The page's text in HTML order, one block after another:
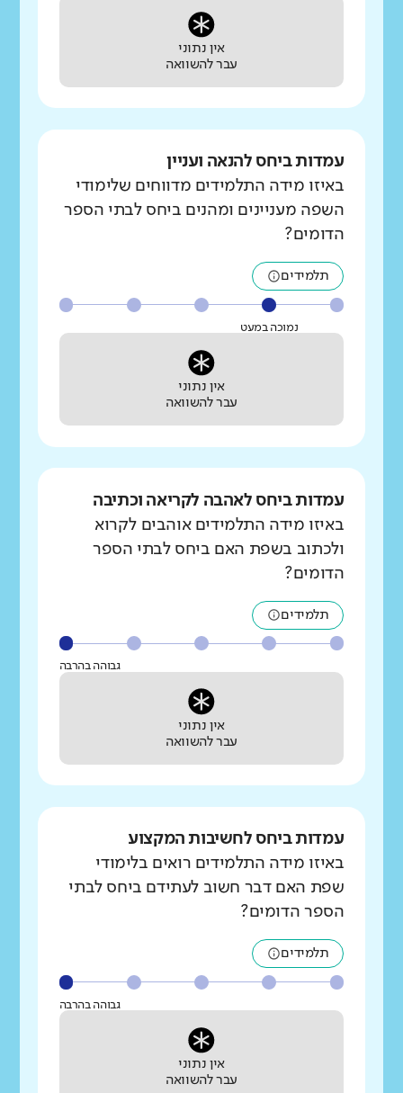
אין נתוני
עבר להשוואה
עמדות ביחס להנאה ועניין
באיזו מידה התלמידים מדווחים שלימודי
השפה מעניינים ומהנים ביחס לבתי הספר
הדומים?
תלמידים
נמוכה במעט
אין נתוני
עבר להשוואה
עמדות ביחס לאהבה לקריאה וכתיבה
באיזו מידה התלמידים אוהבים לקרוא
ולכתוב בשפת האם ביחס לבתי הספר
הדומים?
תלמידים
גבוהה בהרבה
אין נתוני
עבר להשוואה
עמדות ביחס לחשיבות המקצוע
באיזו מידה התלמידים רואים בלימודי
שפת האם דבר חשוב לעתידם ביחס לבתי
הספר הדומים?
תלמידים
גבוהה בהרבה
אין נתוני
עבר להשוואה